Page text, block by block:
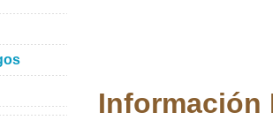
Información